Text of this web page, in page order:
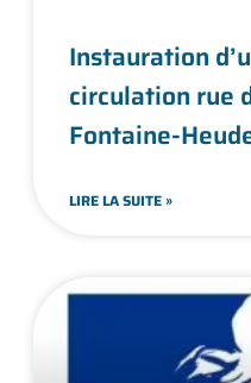
Instauration
circulation rue
Fontaine-
LIRE LA SUITE »